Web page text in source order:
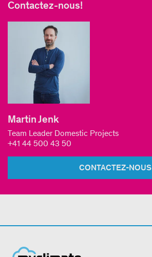
Contactez-nous!
Martin Jenk
Team Leader Domestic Projects
+41 44 500 43 50
CONTACTEZ-NOUS